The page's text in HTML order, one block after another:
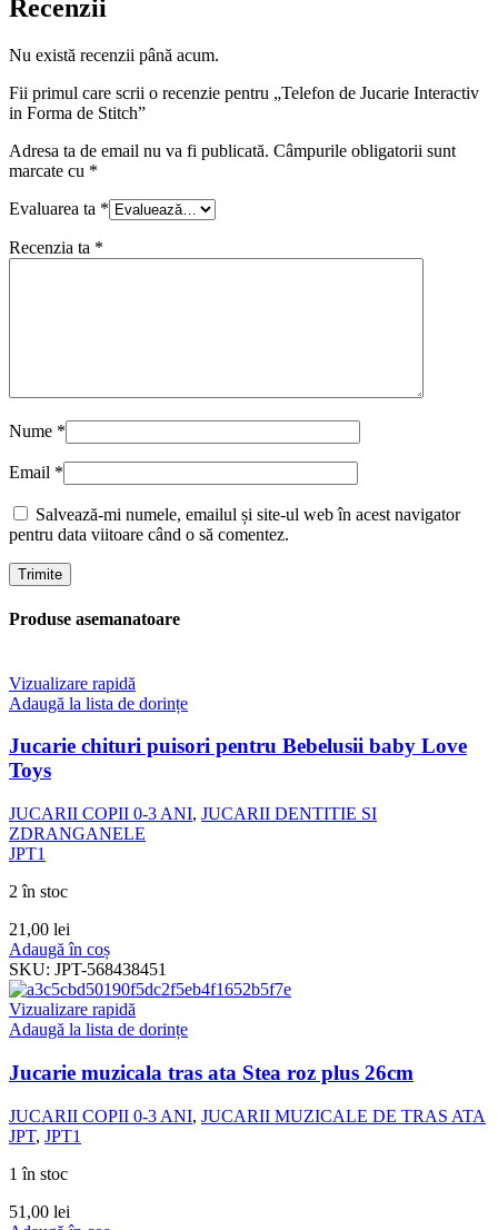
Recenzii
Nu există recenzii până acum.
Fii primul care scrii o recenzie pentru „Telefon de Jucarie Interactiv
in Forma de Stitch”
Adresa ta de email nu va fi publicată. Câmpurile obligatorii sunt
marcate cu *
Evaluarea ta *
Recenzia ta *
Nume *
Email *
Salvează-mi numele, emailul și site-ul web în acest navigator
pentru data viitoare când o să comentez.
Produse asemanatoare
Vizualizare rapidă
Adaugă la lista de dorințe
Jucarie chituri puisori pentru Bebelusii baby Love
Toys
JUCARII COPII 0-3 ANI, JUCARII DENTITIE SI
ZDRANGANELE
JPT1
2 în stoc
21,00 lei
Adaugă în coș
SKU: JPT-568438451
Vizualizare rapidă
Adaugă la lista de dorințe
Jucarie muzicala tras ata Stea roz plus 26cm
JUCARII COPII 0-3 ANI, JUCARII MUZICALE DE TRAS ATA
JPT, JPT1
1 în stoc
51,00 lei